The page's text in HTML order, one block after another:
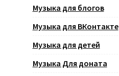
Музыка для блогов
Музыка для ВКонтакте
Музыка для детей
Музыка Для доната